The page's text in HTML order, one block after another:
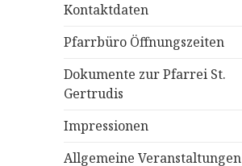
Kontaktdaten
Pfarrbüro Öffnungszeiten
Dokumente zur Pfarrei St.
Gertrudis
Impressionen
Allgemeine Veranstaltungen